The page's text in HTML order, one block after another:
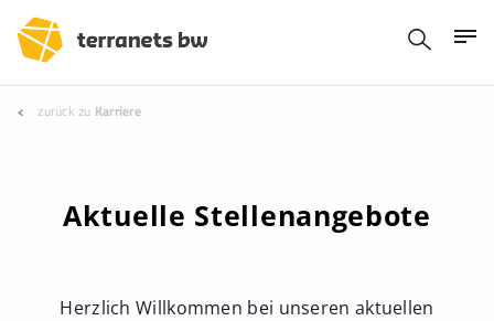
zurück zu Karriere
Aktuelle Stellenangebote
Herzlich Willkommen bei unseren aktuellen